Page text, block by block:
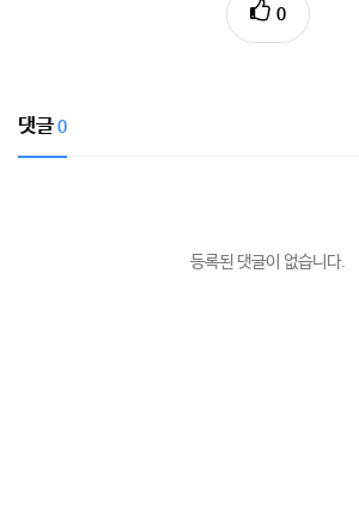
0
댓글0
등록된 댓글이 없습니다.